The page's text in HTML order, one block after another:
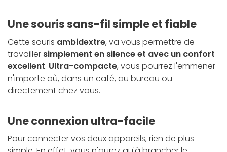
Une souris sans-fil simple et fiable
Cette souris ambidextre, va vous permettre de
travailler simplement en silence et avec un confort
excellent. Ultra-compacte, vous pourrez l'emmener
n'importe où, dans un café, au bureau ou
directement chez vous.
Une connexion ultra-facile
Pour connecter vos deux appareils, rien de plus